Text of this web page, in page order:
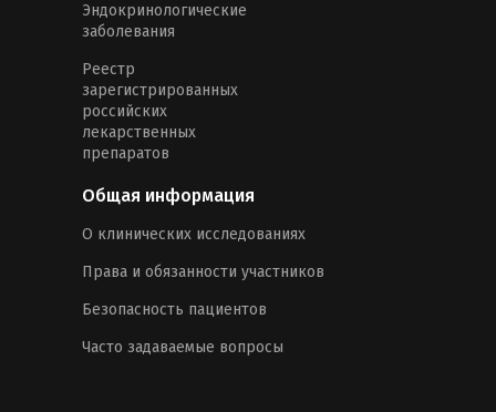
Эндокринологические
заболевания
Реестр
зарегистрированных
российских
лекарственных
препаратов
Общая информация
О клинических исследованиях
Права и обязанности участников
Безопасность пациентов
Часто задаваемые вопросы